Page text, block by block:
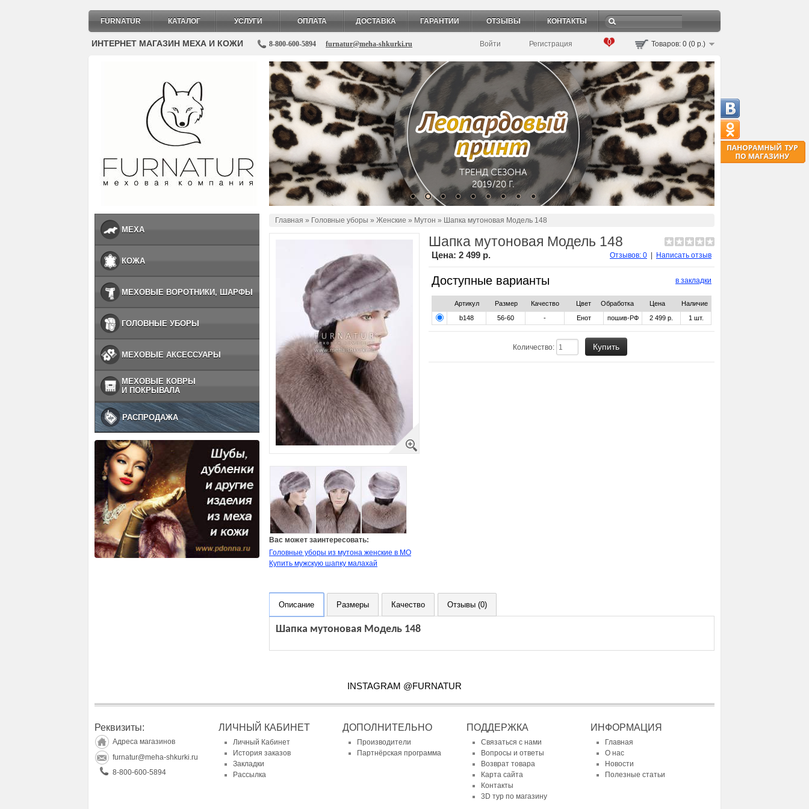
FURNATUR КАТАЛОГ УСЛУГИ ОПЛАТА ДОСТАВКА ГАРАНТИИ ОТЗЫВЫ КОНТАКТЫ
ИНТЕРНЕТ МАГАЗИН МЕХА И КОЖИ 8-800-600-5894 furnatur@meha-shkurki.ru Войти Регистрация 0 Товаров: 0 (0 р.)
МЕХА
КОЖА
МЕХОВЫЕ ВОРОТНИКИ, ШАРФЫ
ГОЛОВНЫЕ УБОРЫ
МЕХОВЫЕ АКСЕССУАРЫ
МЕХОВЫЕ КОВРЫ
И ПОКРЫВАЛА
РАСПРОДАЖА
Главная » Головные уборы » Женские » Мутон » Шапка мутоновая Модель 148
Вас может заинтересовать:
Головные уборы из мутона женские в МО
Купить мужскую шапку малахай
Шапка мутоновая Модель 148
Отзывов: 0 Написать отзыв
Цена: 2 499 р.
в закладки
Доступные варианты
Артикул Размер Качество Цвет Обработка Цена
Наличие
b148
56-60 - Енот пошив-РФ 2 499 р. 1 шт.
Количество:
Описание Размеры Качество Отзывы (0)
Шапка мутоновая Модель 148
INSTAGRAM @FURNATUR
Реквизиты:
Адреса магазинов
furnatur@meha-shkurki.ru
8-800-600-5894
ЛИЧНЫЙ КАБИНЕТ
Личный Кабинет
История заказов
Закладки
Рассылка
ДОПОЛНИТЕЛЬНО
Производители
Партнёрская программа
ПОДДЕРЖКА
Связаться с нами
Вопросы и ответы
Возврат товара
Карта сайта
Контакты
3D тур по магазину
ИНФОРМАЦИЯ
Главная
О нас
Новости
Полезные статьи